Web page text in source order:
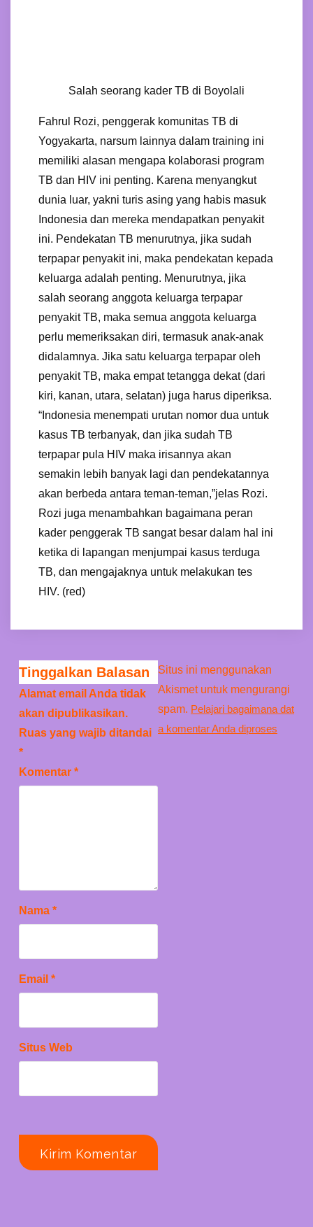
Salah seorang kader TB di Boyolali
Fahrul Rozi, penggerak komunitas TB di
Yogyakarta, narsum lainnya dalam training ini
memiliki alasan mengapa kolaborasi program
TB dan HIV ini penting. Karena menyangkut
dunia luar, yakni turis asing yang habis masuk
Indonesia dan mereka mendapatkan penyakit
ini. Pendekatan TB menurutnya, jika sudah
terpapar penyakit ini, maka pendekatan kepada
keluarga adalah penting. Menurutnya, jika
salah seorang anggota keluarga terpapar
penyakit TB, maka semua anggota keluarga
perlu memeriksakan diri, termasuk anak-anak
didalamnya. Jika satu keluarga terpapar oleh
penyakit TB, maka empat tetangga dekat (dari
kiri, kanan, utara, selatan) juga harus diperiksa.
“Indonesia menempati urutan nomor dua untuk
kasus TB terbanyak, dan jika sudah TB
terpapar pula HIV maka irisannya akan
semakin lebih banyak lagi dan pendekatannya
akan berbeda antara teman-teman,”jelas Rozi.
Rozi juga menambahkan bagaimana peran
kader penggerak TB sangat besar dalam hal ini
ketika di lapangan menjumpai kasus terduga
TB, dan mengajaknya untuk melakukan tes
HIV. (red)
Tinggalkan Balasan
Alamat email Anda tidak
akan dipublikasikan.
Ruas yang wajib ditandai
*
Komentar *
Nama *
Email *
Situs Web
Situs ini menggunakan
Akismet untuk mengurangi
spam. Pelajari bagaimana dat
a komentar Anda diproses